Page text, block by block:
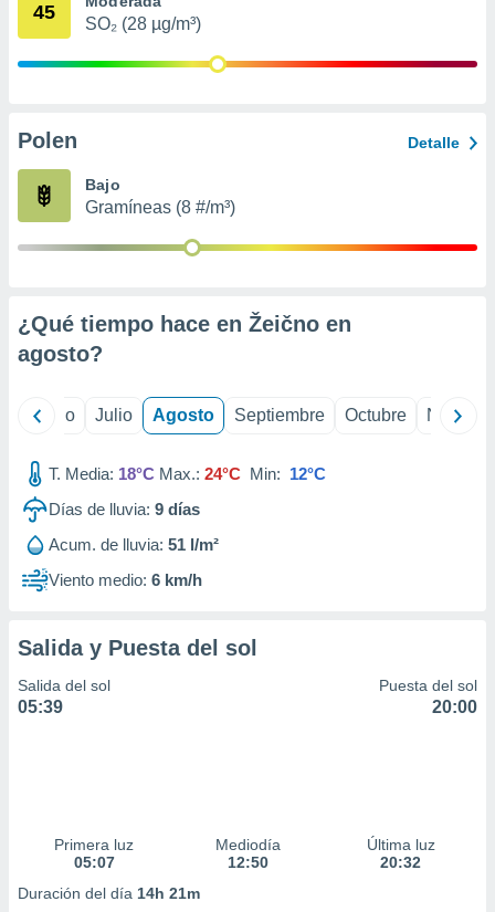
publicidad
de
1199
45
SO₂ (28 µg/m³)
Polen Detalle
Bajo
Gramíneas (8 #/m³)
¿Qué tiempo hace en Žeično en
agosto?
Junio Julio Agosto Septiembre Octubre
T. Media: 18°C Max.: 24°C Min: 12°C
Días de lluvia: 9 días
Acum. de lluvia: 51 l/m²
Viento medio: 6 km/h
Salida y Puesta del sol
Salida del sol
05:39
Puesta del sol
20:00
Primera luz
05:07
Mediodía
12:50
Última luz
20:32
Duración del día 14h 21m